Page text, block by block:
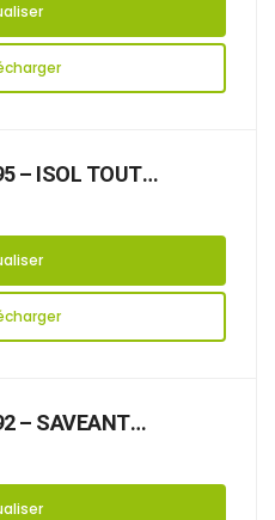
– ISOL TOUT
Racine –
et Pose de Bardage
– SAVEANT
la Colonne -Réfection
des menuiseries